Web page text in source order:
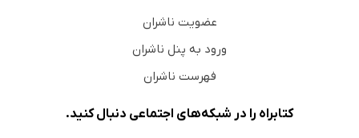
عضویت ناشران
ورود به پنل ناشران
فهرست ناشران
کتابراه را در شبکه‌های اجتماعی دنبال کنید.